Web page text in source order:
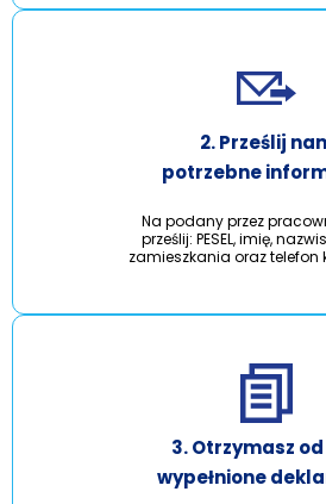
2. Prześlij
potrzebne
Na podany przez
prześlij: PESEL, imię,
zamieszkania oraz telefon
3. Otrzymasz
wypełnione